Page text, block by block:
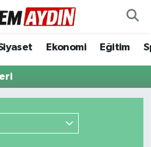
Ekonomi Eğitim
Haritası